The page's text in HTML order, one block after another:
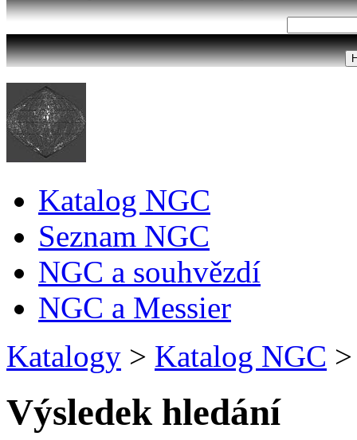
Katalog NGC
Seznam NGC
NGC a souhvězdí
NGC a Messier
Katalogy > Katalog NGC >
Výsledek hledání